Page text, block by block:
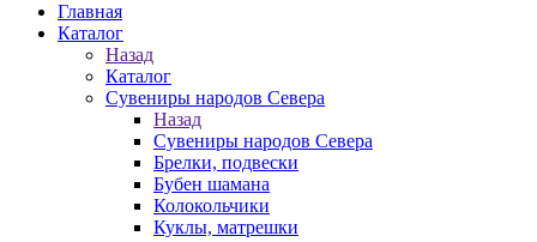
Главная
Каталог
Назад
Каталог
Сувениры народов Севера
Назад
Сувениры народов Севера
Брелки, подвески
Бубен шамана
Колокольчики
Куклы, матрешки